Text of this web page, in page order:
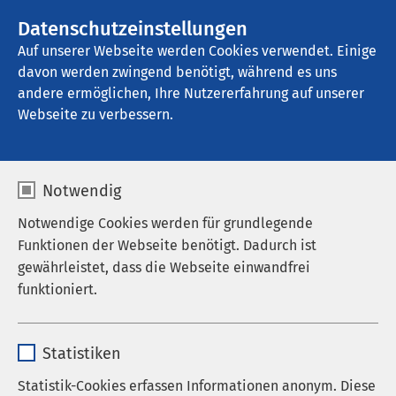
Datenschutzeinstellungen
Auf unserer Webseite werden Cookies verwendet. Einige
davon werden zwingend benötigt, während es uns
andere ermöglichen, Ihre Nutzererfahrung auf unserer
Webseite zu verbessern.
Notwendig
Notwendige Cookies werden für grundlegende
Funktionen der Webseite benötigt. Dadurch ist
gewährleistet, dass die Webseite einwandfrei
funktioniert.
Anbieter sgalinski
Statistiken
Statistik-Cookies erfassen Informationen anonym. Diese
AMEOS Pflege Zentrum Josefinum
Oberhausen
Berufs- und
Ausbildungsmesse
15.03.2025